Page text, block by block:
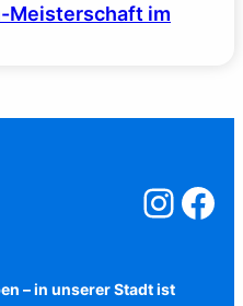
Meisterschaft im
Salzstreuner
– in unserer Stadt ist